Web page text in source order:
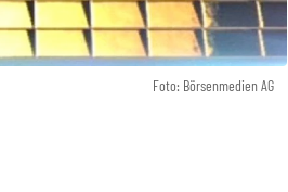
Foto: Börsenmedien AG